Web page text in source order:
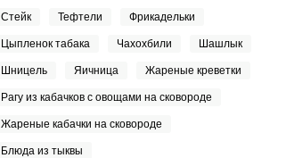
Стейк Тефтели Фрикадельки
Цыпленок табака Чахохбили Шашлык
Шницель Яичница Жареные креветки
Рагу из кабачков с овощами на сковороде
Жареные кабачки на сковороде
Блюда из тыквы